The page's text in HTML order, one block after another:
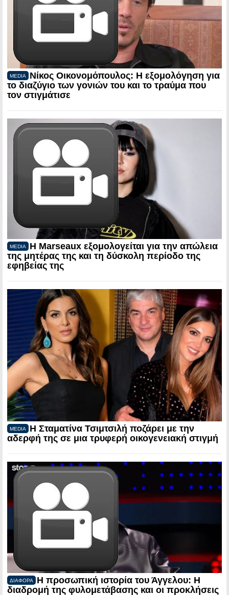
MEDIA
Νίκος Οικονομόπουλος: Η εξομολόγηση για
το διαζύγιο των γονιών του και το τραύμα που
τον στιγμάτισε
MEDIA
Η Marseaux εξομολογείται για την απώλεια
της μητέρας της και τη δύσκολη περίοδο της
εφηβείας της
MEDIA
Η Σταματίνα Τσιμτσιλή ποζάρει με την
αδερφή της σε μια τρυφερή οικογενειακή στιγμή
ΔΙΑΦΟΡΑ
Η προσωπική ιστορία του Άγγελου: Η
διαδρομή της φυλομετάβασης και οι προκλήσεις